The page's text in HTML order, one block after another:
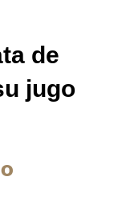
de
jugo